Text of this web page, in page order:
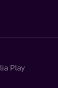
Play